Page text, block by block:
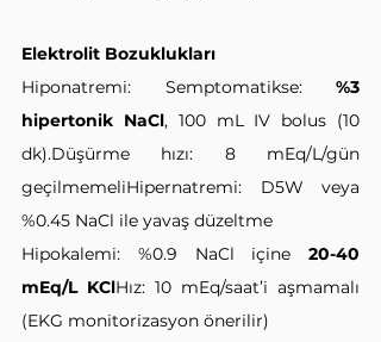
Elektrolit Bozuklukları
Hiponatremi: Semptomatikse: %3
hipertonik NaCl, 100 mL IV bolus (10
dk).Düşürme hızı: 8 mEq/L/gün
geçilmemeliHipernatremi: D5W veya
%0.45 NaCl ile yavaş düzeltme
Hipokalemi: %0.9 NaCl içine 20-40
mEq/L KClHız: 10 mEq/saat’i aşmamalı
(EKG monitorizasyon önerilir)